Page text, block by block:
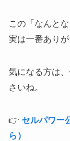
この「なんと
実は一番あり
気になる方は
さいね。
👉 セルパワー
ら）